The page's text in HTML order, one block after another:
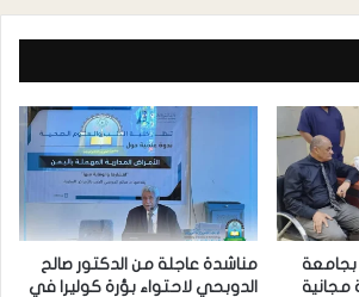
بجامعة
مجانية
مناشدة عاجلة من الدكتور صالح
الدوبحي لاحتواء بؤرة كوليرا في